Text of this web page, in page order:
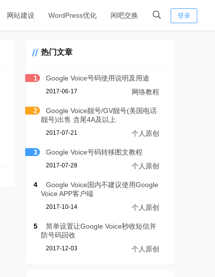
网站建设 WordPress优化 闲吧交换 登录
热门文章
1 Google Voice号码使用说明及用途
2017-06-17 网络教程
2
Google Voice靓号/GV靓号(美国电话
靓号)出售 含尾4A及以上
2017-07-21 个人原创
3 Google Voice号码转移图文教程
2017-07-28 个人原创
4
Google Voice国内不建议使用Google
Voice APP客户端
2017-10-14 个人原创
5
简单设置让Google Voice秒收短信并
防号码回收
2017-12-03 个人原创